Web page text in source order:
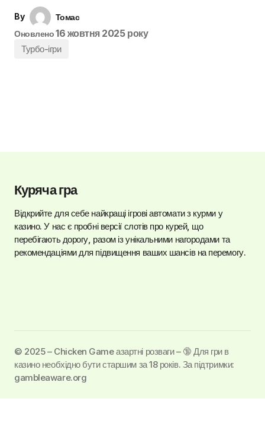
By
Томас
Оновлено16 жовтня 2025 року
Турбо-ігри
Куряча гра
Відкрийте для себе найкращі ігрові автомати з курми у
казино. У нас є пробні версії слотів про курей, що
перебігають дорогу, разом із унікальними нагородами та
рекомендаціями для підвищення ваших шансів на перемогу.
©️ 2025 – Chicken Game азартні розваги – 🔞 Для гри в
казино необхідно бути старшим за 18 років. За підтримки:
gambleaware.org